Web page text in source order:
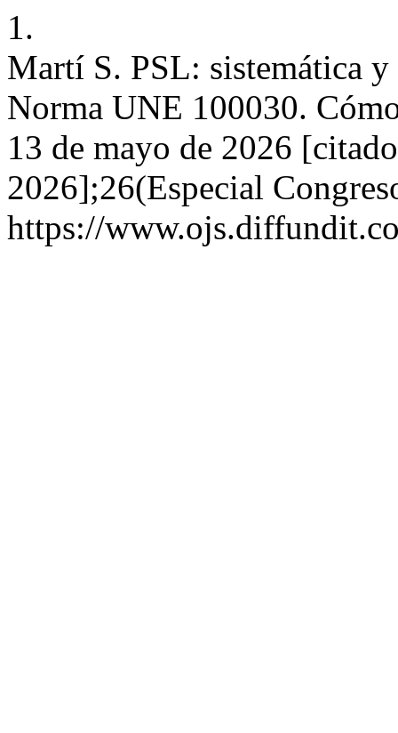
1.
Martí S. PSL: sistemática
Norma UNE 100030.
13 de mayo de 2026
2026];26(Especial
https://